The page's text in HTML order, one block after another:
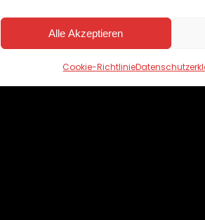
Alle Akzeptieren
Cookie-Richtlinie